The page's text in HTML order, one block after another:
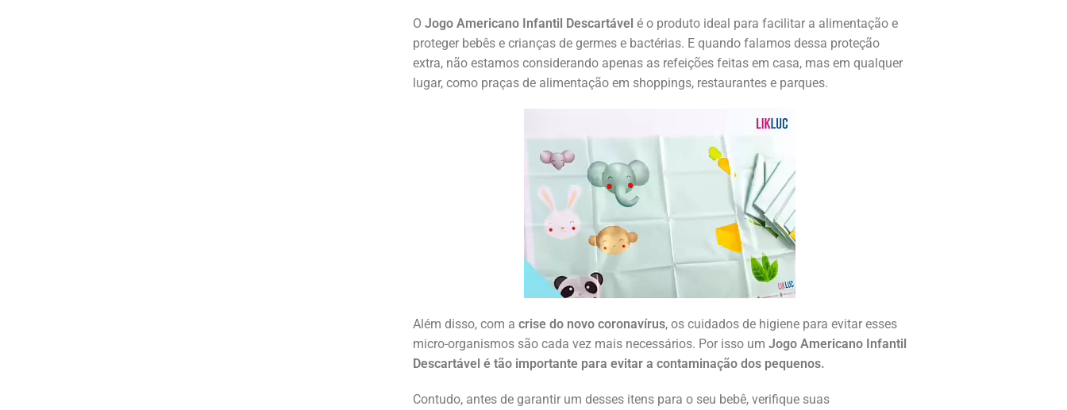
O Jogo Americano Infantil Descartável é o produto ideal para facilitar a alimentação e
proteger bebês e crianças de germes e bactérias. E quando falamos dessa proteção
extra, não estamos considerando apenas as refeições feitas em casa, mas em qualquer
lugar, como praças de alimentação em shoppings, restaurantes e parques.
Além disso, com a crise do novo coronavírus, os cuidados de higiene para evitar esses
micro-organismos são cada vez mais necessários. Por isso um Jogo Americano Infantil
Descartável é tão importante para evitar a contaminação dos pequenos.
Contudo, antes de garantir um desses itens para o seu bebê, verifique suas